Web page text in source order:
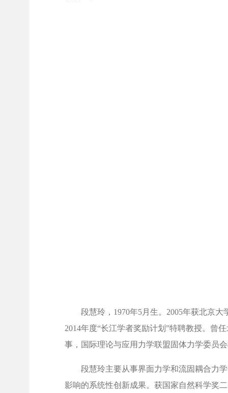
段慧玲，1970年5月生。2005年获北京
2014年度“长江学者奖励计划”特聘教授。曾
事，国际理论与应用力学联盟固体力学委员
段慧玲主要从事界面力学和流固耦合力
影响的系统性创新成果。获国家自然科学奖